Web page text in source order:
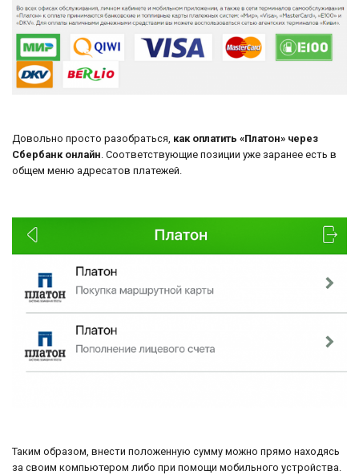
Довольно просто разобраться, как оплатить «Платон» через
Сбербанк онлайн. Соответствующие позиции уже заранее есть в
общем меню адресатов платежей.
Таким образом, внести положенную сумму можно прямо находясь
за своим компьютером либо при помощи мобильного устройства.